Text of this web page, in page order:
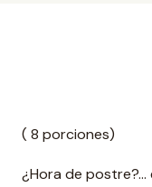
( 8 porciones)
¿Hora de